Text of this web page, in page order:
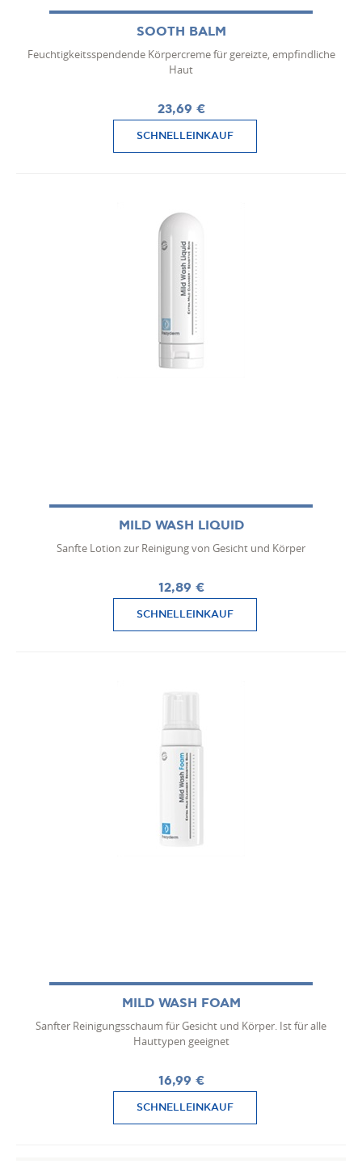
SOOTH BALM
Feuchtigkeitsspendende Körpercreme für gereizte, empfindliche
Haut
23,69 €
SCHNELLEINKAUF
MILD WASH LIQUID
Sanfte Lotion zur Reinigung von Gesicht und Körper
12,89 €
SCHNELLEINKAUF
MILD WASH FOAM
Sanfter Reinigungsschaum für Gesicht und Körper. Ist für alle
Hauttypen geeignet
16,99 €
SCHNELLEINKAUF